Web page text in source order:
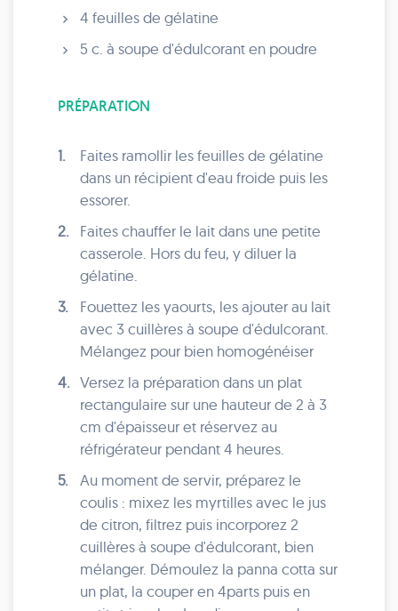
4 feuilles de gélatine
5 c. à soupe d'édulcorant en poudre
PRÉPARATION
1.
Faites ramollir les feuilles de gélatine
dans un récipient d'eau froide puis les
essorer.
2.
Faites chauffer le lait dans une petite
casserole. Hors du feu, y diluer la
gélatine.
3.
Fouettez les yaourts, les ajouter au lait
avec 3 cuillères à soupe d'édulcorant.
Mélangez pour bien homogénéiser
4. Versez la préparation dans un plat
rectangulaire sur une hauteur de 2 à 3
cm d'épaisseur et réservez au
réfrigérateur pendant 4 heures.
5.
Au moment de servir, préparez le
coulis : mixez les myrtilles avec le jus
de citron, filtrez puis incorporez 2
cuillères à soupe d'édulcorant, bien
mélanger. Démoulez la panna cotta sur
un plat, la couper en 4parts puis en